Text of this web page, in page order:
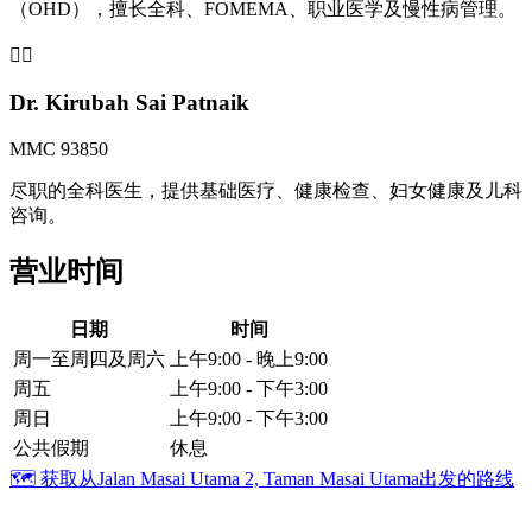
（OHD），擅长全科、FOMEMA、职业医学及慢性病管理。
👩‍⚕️
Dr. Kirubah Sai Patnaik
MMC 93850
尽职的全科医生，提供基础医疗、健康检查、妇女健康及儿科
咨询。
营业时间
日期
时间
周一至周四及周六
上午9:00 - 晚上9:00
周五
上午9:00 - 下午3:00
周日
上午9:00 - 下午3:00
公共假期
休息
🗺️ 获取从Jalan Masai Utama 2, Taman Masai Utama出发的路线